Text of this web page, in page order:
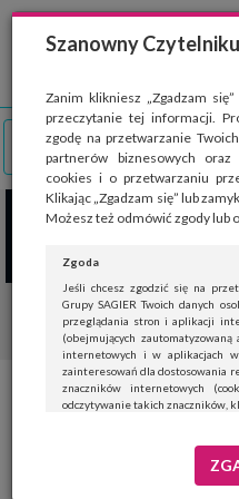
Szanowny
Zanim klikniesz „Zgadzam
przeczytanie tej informacji.
zgodę na przetwarzanie
partnerów biznesowych
cookies i o przetwarzaniu
Klikając „Zgadzam się” lub
Możesz też odmówić zgody lub
Zgoda
Jeśli chcesz zgodzić się na
Grupy SAGIER Twoich danych
przeglądania stron i aplikacji
(obejmujących
internetowych i w aplikacjach
zainteresowań dla dostosowania
znaczników internetowych
odczytywanie takich znaczników,
Jeśli nie chcesz wyrazić zgody,
Wyrażenie zgody jest
Strona wykorzystuje pliki cookies,
Wyrażając zgodę na używanie
przeglądarki. Przejdź do
polityki
Dieta
czyli jak